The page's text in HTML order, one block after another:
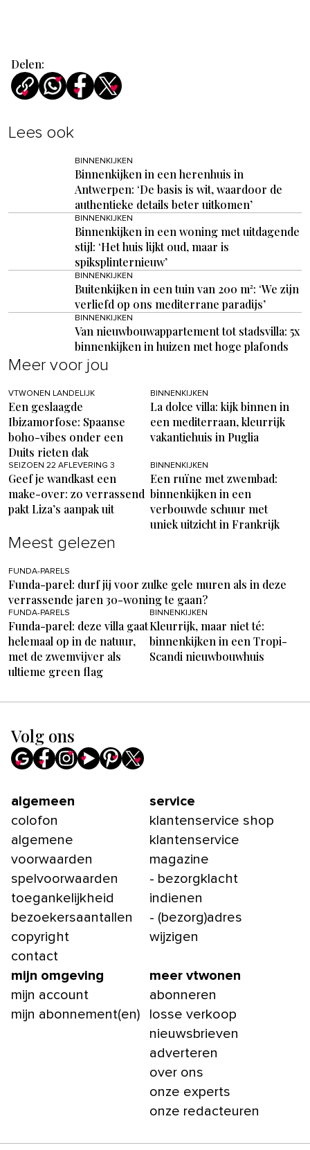
Delen:
Lees ook
BINNENKIJKEN
Binnenkijken in een herenhuis in
Antwerpen: ‘De basis is wit, waardoor de
authentieke details beter uitkomen’
BINNENKIJKEN
Binnenkijken in een woning met uitdagende
stijl: ‘Het huis lijkt oud, maar is
spiksplinternieuw’
BINNENKIJKEN
Buitenkijken in een tuin van 200 m²: ‘We zijn
verliefd op ons mediterrane paradijs’
BINNENKIJKEN
Van nieuwbouwappartement tot stadsvilla: 5x
binnenkijken in huizen met hoge plafonds
Meer voor jou
VTWONEN LANDELIJK
Een geslaagde
Ibizamorfose: Spaanse
boho-vibes onder een
Duits rieten dak
BINNENKIJKEN
La dolce villa: kijk binnen in
een mediterraan, kleurrijk
vakantiehuis in Puglia
SEIZOEN 22 AFLEVERING 3
Geef je wandkast een
make-over: zo verrassend
pakt Liza’s aanpak uit
BINNENKIJKEN
Een ruïne met zwembad:
binnenkijken in een
verbouwde schuur met
uniek uitzicht in Frankrijk
Meest gelezen
FUNDA-PARELS
Funda-parel: durf jij voor zulke gele muren als in deze
verrassende jaren 30-woning te gaan?
FUNDA-PARELS
Funda-parel: deze villa gaat
helemaal op in de natuur,
met de zwemvijver als
ultieme green flag
BINNENKIJKEN
Kleurrijk, maar niet té:
binnenkijken in een Tropi-
Scandi nieuwbouwhuis
Volg ons
algemeen
colofon
algemene
voorwaarden
spelvoorwaarden
toegankelijkheid
bezoekersaantallen
copyright
contact
service
klantenservice shop
klantenservice
magazine
- bezorgklacht
indienen
- (bezorg)adres
wijzigen
mijn omgeving
mijn account
mijn abonnement(en)
meer vtwonen
abonneren
losse verkoop
nieuwsbrieven
adverteren
over ons
onze experts
onze redacteuren